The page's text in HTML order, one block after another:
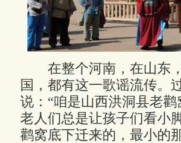
在整个河南，在山东
国，都有这一歌谣流传。
说：“咱是山西洪洞县老
老人们总是让孩子们看小
鹳窝底下迁来的，最小的